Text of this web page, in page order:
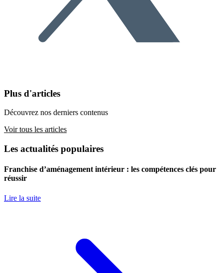
Plus d'articles
Découvrez nos derniers contenus
Voir tous les articles
Les actualités populaires
Franchise d’aménagement intérieur : les compétences clés pour
réussir
Lire la suite